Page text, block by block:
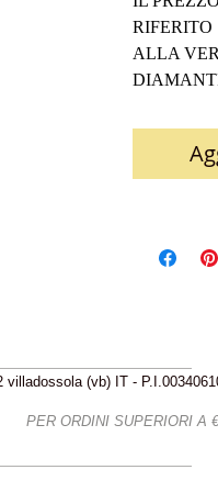
RIFERITO
ALLA
(vb) IT -
PER ORDINI SUPERIORI A